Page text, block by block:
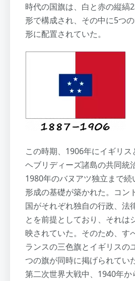
時代の国旗は、白と赤の縦縞
形で構成され、その中に5つ
形に配置されていた。
この時期、1906年にイギリ
ヘブリディーズ諸島の共同統
1980年のバヌアツ独立まで
形成の基礎が築かれた。コン
国がそれぞれ独自の行政、法
とを前提としており、それは
映されていた。そのため、す
ランスの三色旗とイギリスの
つの旗が同時に掲げられていた
第二次世界大戦中、1940年か